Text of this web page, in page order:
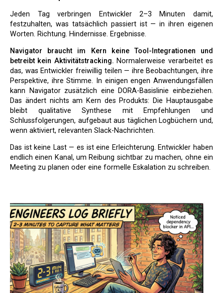
Jeden Tag verbringen Entwickler 2–3 Minuten damit,
festzuhalten, was tatsächlich passiert ist — in ihren eigenen
Worten. Richtung. Hindernisse. Ergebnisse.
Navigator braucht im Kern keine Tool-Integrationen und
betreibt kein Aktivitätstracking. Normalerweise verarbeitet es
das, was Entwickler freiwillig teilen — ihre Beobachtungen, ihre
Perspektive, ihre Stimme. In einigen engen Anwendungsfällen
kann Navigator zusätzlich eine DORA-Basislinie einbeziehen.
Das ändert nichts am Kern des Produkts: Die Hauptausgabe
bleibt qualitative Synthese mit Empfehlungen und
Schlussfolgerungen, aufgebaut aus täglichen Logbüchern und,
wenn aktiviert, relevanten Slack-Nachrichten.
Das ist keine Last — es ist eine Erleichterung. Entwickler haben
endlich einen Kanal, um Reibung sichtbar zu machen, ohne ein
Meeting zu planen oder eine formelle Eskalation zu schreiben.